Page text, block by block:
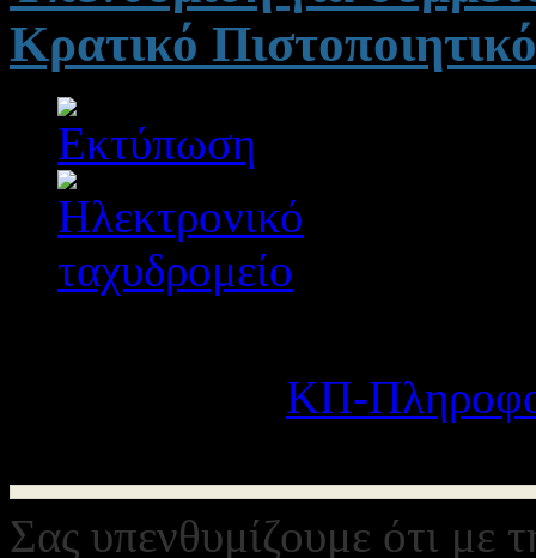
Κρατικό
ΚΠ-
Σας υπενθυμίζουμε ότι